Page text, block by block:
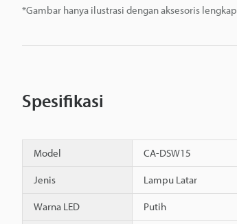
*Gambar hanya ilustrasi dengan aksesoris
Spesifikasi
Model CA-DSW15
Jenis Lampu Latar
Warna LED Putih